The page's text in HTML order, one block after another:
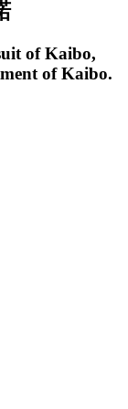
of Kaibo,
of Kaibo.